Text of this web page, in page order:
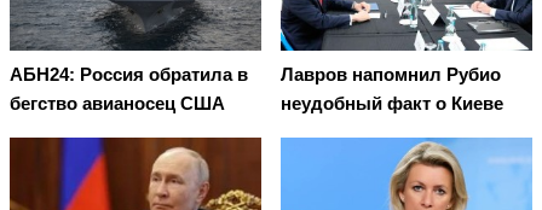
АБН24: Россия обратила в
бегство авианосец США
Лавров напомнил Рубио
неудобный факт о Киеве